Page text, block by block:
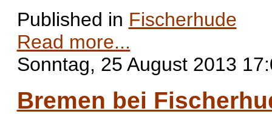
Published in Fischerhude
Read more...
Sonntag, 25 August 2013
Bremen bei